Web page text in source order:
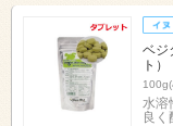
ベジ
ト）
水溶
良く